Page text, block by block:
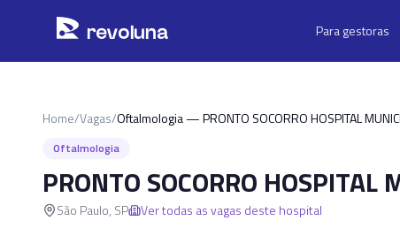
revoluna Para gestoras
Home/Vagas/Oftalmologia — PRONTO SOCORRO HOSPITAL
Oftalmologia
PRONTO SOCORRO HOSPITAL
São Paulo, SP Ver todas as vagas deste hospital